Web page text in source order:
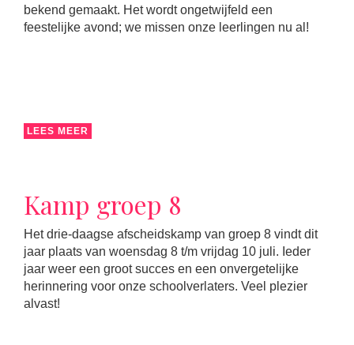
bekend gemaakt. Het wordt ongetwijfeld een
feestelijke avond; we missen onze leerlingen nu al!
LEES MEER
Kamp groep 8
Het drie-daagse afscheidskamp van groep 8 vindt dit
jaar plaats van woensdag 8 t/m vrijdag 10 juli. Ieder
jaar weer een groot succes en een onvergetelijke
herinnering voor onze schoolverlaters. Veel plezier
alvast!